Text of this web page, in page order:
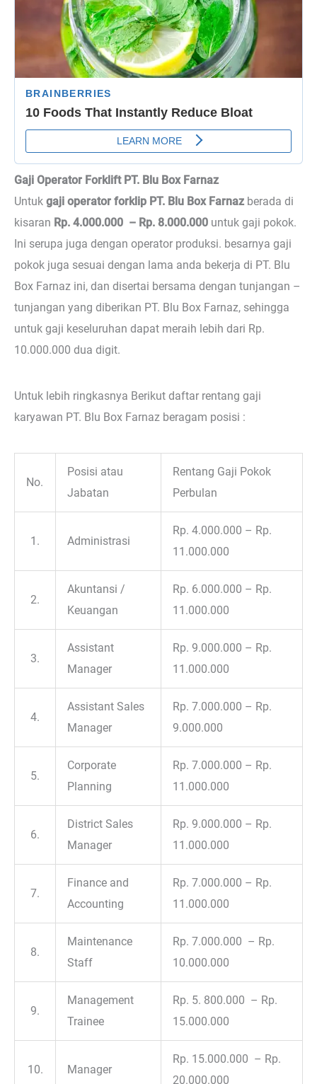
Gaji Operator Forklift PT. Blu Box Farnaz
Untuk gaji operator forklip PT. Blu Box Farnaz berada di
kisaran Rp. 4.000.000 – Rp. 8.000.000 untuk gaji pokok.
Ini serupa juga dengan operator produksi. besarnya gaji
pokok juga sesuai dengan lama anda bekerja di PT. Blu
Box Farnaz ini, dan disertai bersama dengan tunjangan –
tunjangan yang diberikan PT. Blu Box Farnaz, sehingga
untuk gaji keseluruhan dapat meraih lebih dari Rp.
10.000.000 dua digit.
Untuk lebih ringkasnya Berikut daftar rentang gaji
karyawan PT. Blu Box Farnaz beragam posisi :
No.
Posisi atau
Jabatan
Rentang Gaji Pokok
Perbulan
1. Administrasi
Rp. 4.000.000 – Rp.
11.000.000
2.
Akuntansi /
Keuangan
Rp. 6.000.000 – Rp.
11.000.000
3.
Assistant
Manager
Rp. 9.000.000 – Rp.
11.000.000
4.
Assistant Sales
Manager
Rp. 7.000.000 – Rp.
9.000.000
5.
Corporate
Planning
Rp. 7.000.000 – Rp.
11.000.000
6.
District Sales
Manager
Rp. 9.000.000 – Rp.
11.000.000
7.
Finance and
Accounting
Rp. 7.000.000 – Rp.
11.000.000
8.
Maintenance
Staff
Rp. 7.000.000 – Rp.
10.000.000
9.
Management
Trainee
Rp. 5. 800.000 – Rp.
15.000.000
10. Manager
Rp. 15.000.000 – Rp.
20.000.000